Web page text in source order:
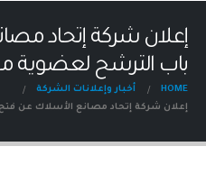
إعلان شركة إتحاد
باب الترشح لعضوية
HOME
أخبار وإعلانات الشركة
إعلان شركة إتحاد مصانع الأسلاك عن